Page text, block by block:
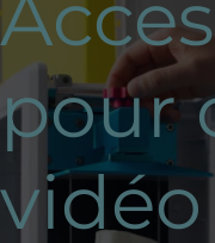
pour
vidéo